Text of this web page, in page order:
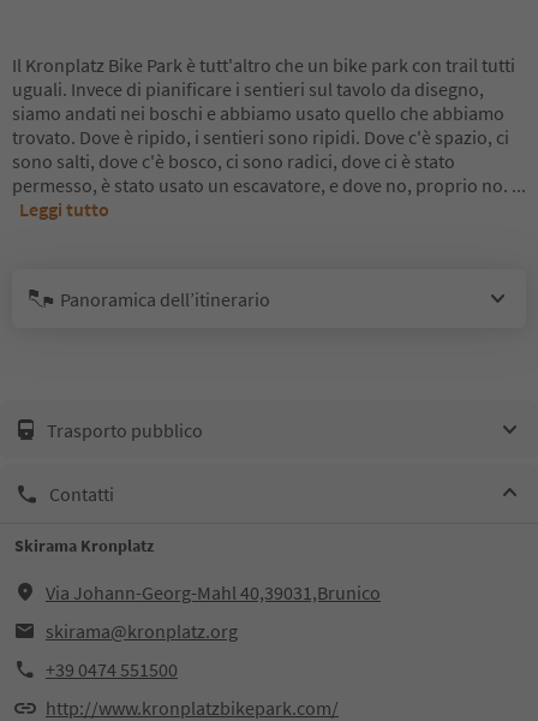
Il Kronplatz Bike Park è tutt'altro che un bike park con trail tutti
uguali. Invece di pianificare i sentieri sul tavolo da disegno,
siamo andati nei boschi e abbiamo usato quello che abbiamo
trovato. Dove è ripido, i sentieri sono ripidi. Dove c'è spazio, ci
sono salti, dove c'è bosco, ci sono radici, dove ci è stato
permesso, è stato usato un escavatore, e dove no, proprio no. ...
Leggi tutto
Panoramica dell’itinerario
Trasporto pubblico
Contatti
Skirama Kronplatz
Via Johann-Georg-Mahl 40,39031,Brunico
skirama@kronplatz.org
+39 0474 551500
http://www.kronplatzbikepark.com/